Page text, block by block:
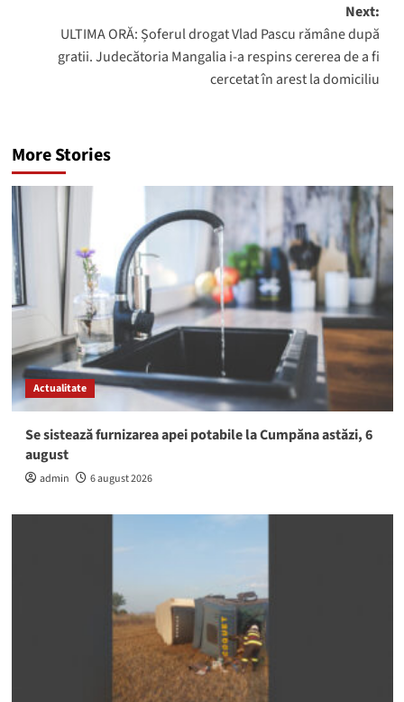
Next:
ULTIMA ORĂ: Șoferul drogat Vlad Pascu rămâne după
gratii. Judecătoria Mangalia i-a respins cererea de a fi
cercetat în arest la domiciliu
More Stories
Actualitate
Se sistează furnizarea apei potabile la Cumpăna astăzi, 6
august
admin 6 august 2026